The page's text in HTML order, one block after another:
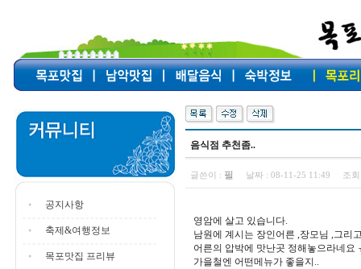
공지사항
축제&여행정보
목포맛집 프리뷰
음식점 추천좀..
글쓴이 : 필 날짜 : 08-11-25 11:49 조
영암에 살고 있습니다.
남원에 계시는 장인어른 ,장모님 ,그리
어른의 압박에 맛난곳 정해놓으라네요
가을철엔 어떤메뉴가 좋을지..